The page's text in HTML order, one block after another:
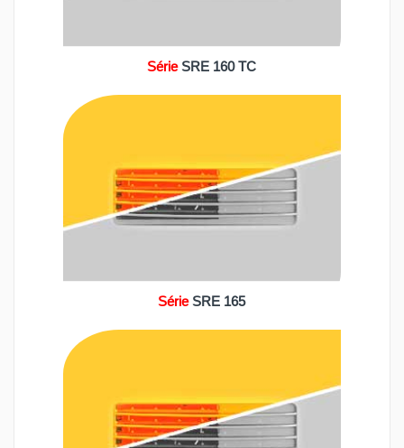
Série SRE 160 TC
Série SRE 165